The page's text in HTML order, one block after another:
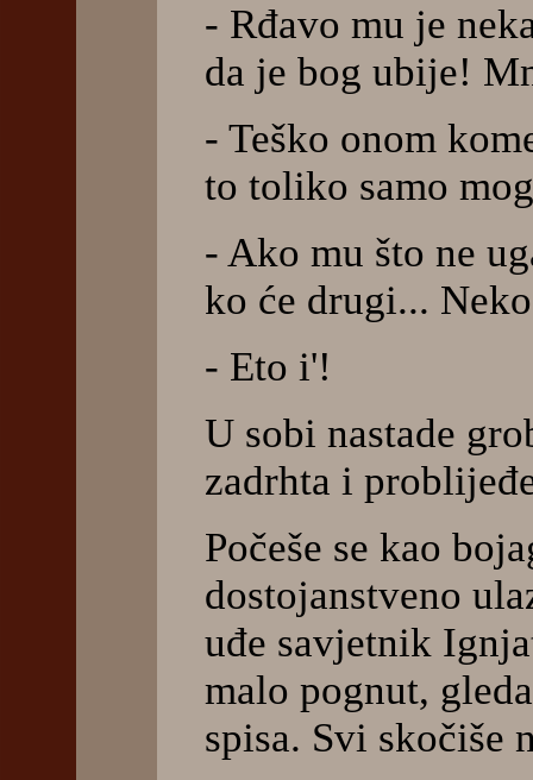
- Rđavo mu je
da je bog ubije!
- Teško onom
to toliko samo
- Ako mu što ne
ko će drugi...
- Eto i'!
U sobi nastade
zadrhta i
Počeše se kao
dostojanstveno
uđe savjetnik
malo pognut,
spisa. Svi skočiše